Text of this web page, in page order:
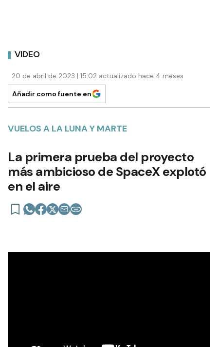
VIDEO
20 de abril de 2023 | 15:02 actualizado hace 4 meses
Añadir como fuente en
VUELOS A LA LUNA Y MARTE
La primera prueba del proyecto
más ambicioso de SpaceX explotó
en el aire